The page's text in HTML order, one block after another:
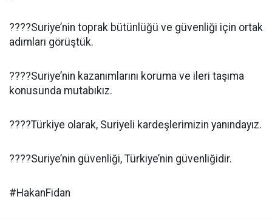
????Suriye’nin toprak bütünlüğü ve güvenliği için ortak
adımları görüştük.
????Suriye’nin kazanımlarını koruma ve ileri taşıma
konusunda mutabıkız.
????Türkiye olarak, Suriyeli kardeşlerimizin yanındayız.
????Suriye’nin güvenliği, Türkiye’nin güvenliğidir.
#HakanFidan